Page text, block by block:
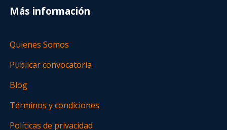
Más información
Quienes Somos
Publicar convocatoria
Blog
Términos y condiciones
Políticas de privacidad